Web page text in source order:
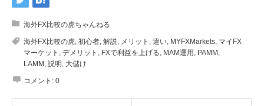
海外FX比較の虎ちゃんねる
海外FX比較の虎 初心者 解説 メリット 違い MYFXMarkets マイFX
マーケット
デメリット FXで利益を上げる MAM運用 PAMM
LAMM 説明 大儲け
コメント: 0